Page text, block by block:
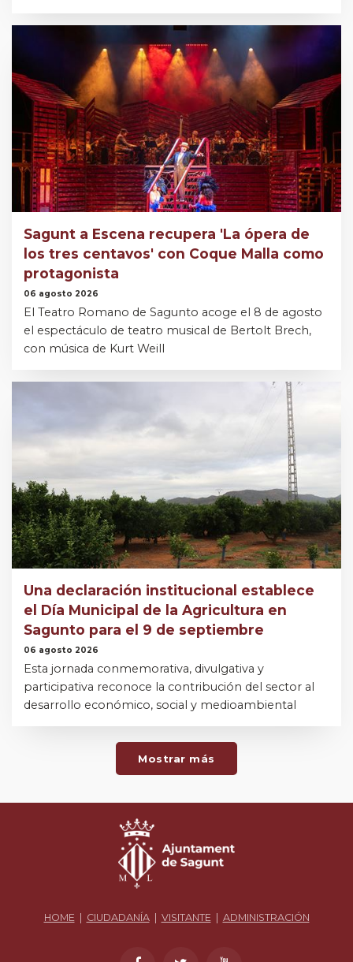
Sagunt a Escena recupera 'La ópera de
los tres centavos' con Coque Malla como
protagonista
06 agosto 2026
El Teatro Romano de Sagunto acoge el 8 de agosto
el espectáculo de teatro musical de Bertolt Brech,
con música de Kurt Weill
Una declaración institucional establece
el Día Municipal de la Agricultura en
Sagunto para el 9 de septiembre
06 agosto 2026
Esta jornada conmemorativa, divulgativa y
participativa reconoce la contribución del sector al
desarrollo económico, social y medioambiental
Mostrar más
HOME CIUDADANÍA| VISITANTE ADMINISTRACIÓN